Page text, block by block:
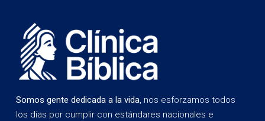
Somos gente dedicada a la vida, nos esforzamos todos
los días por cumplir con estándares nacionales e